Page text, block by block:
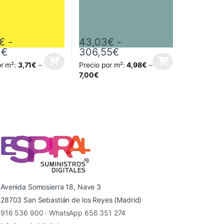
de producto
35,42€ hasta 252,81€
se pueden elegir en la página de producto
-
€Rango de precios: desde 30,44€ hasta
m²: 3,71€ –
tiene múltiples variantes. Las opciones se pueden elegir en la
43,03€ -
306,55€Rango de precios:
Precio por m²:4,98€ –
7,00€
Este producto tiene múltiples variantes. Las
Avenida Somosierra 18, Nave 3
28703 San Sebastián de los Reyes (Madrid)
916 536 900 ·WhatsApp 656 351 274